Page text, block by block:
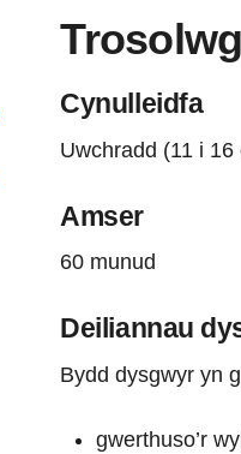
Trosolwg
Cynulleidfa
Uwchradd (11 i 16
Amser
60 munud
Deiliannau
Bydd dysgwyr yn
gwerthuso’r